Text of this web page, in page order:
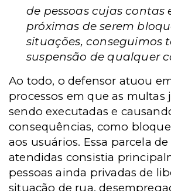
de pessoas cujas contas
próximas de serem
situações, conseguimos
suspensão de qualquer
Ao todo, o defensor atuou
processos em que as multas
sendo executadas e
consequências, como
aos usuários. Essa parcela de
atendidas consistia
pessoas ainda privadas de
situação de rua,